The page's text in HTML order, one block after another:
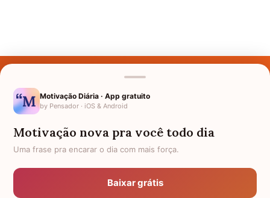
Nomes pelo Mundo
Política de Privacidade
Anuncie
Motivação Diária · App gratuito
by Pensador · iOS & Android
Motivação nova pra você todo dia
Uma frase pra encarar o dia com mais força.
Baixar grátis